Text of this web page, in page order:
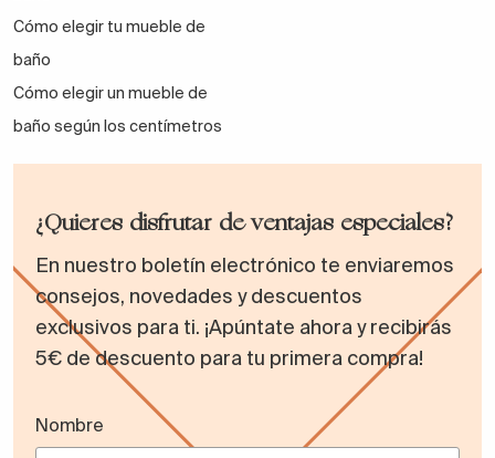
Cómo elegir tu mueble de
baño
Cómo elegir un mueble de
baño según los centímetros
¿Quieres disfrutar de ventajas especiales?
En nuestro boletín electrónico te enviaremos
consejos, novedades y descuentos
exclusivos para ti. ¡Apúntate ahora y recibirás
5€ de descuento para tu primera compra!
Nombre